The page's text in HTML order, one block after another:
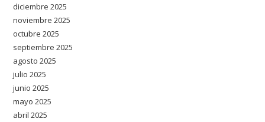
diciembre 2025
noviembre 2025
octubre 2025
septiembre 2025
agosto 2025
julio 2025
junio 2025
mayo 2025
abril 2025